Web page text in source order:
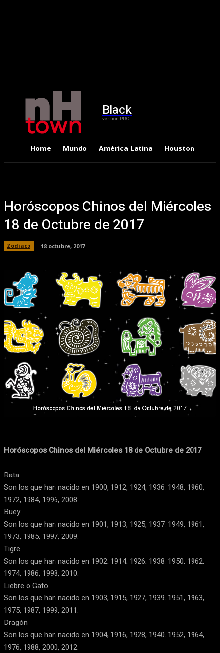
Black
version PRO
Home Mundo América Latina Houston
Horóscopos Chinos del Miércoles
18 de Octubre de 2017
Zodiaco 18 octubre, 2017
Facebook WhatsApp
Horóscopos Chinos del Miércoles 18 de Octubre de 2017
Rata
Son los que han nacido en 1900, 1912, 1924, 1936, 1948, 1960,
1972, 1984, 1996, 2008.
Buey
Son los que han nacido en 1901, 1913, 1925, 1937, 1949, 1961,
1973, 1985, 1997, 2009.
Tigre
Son los que han nacido en 1902, 1914, 1926, 1938, 1950, 1962,
1974, 1986, 1998, 2010.
Liebre o Gato
Son los que han nacido en 1903, 1915, 1927, 1939, 1951, 1963,
1975, 1987, 1999, 2011.
Dragón
Son los que han nacido en 1904, 1916, 1928, 1940, 1952, 1964,
1976, 1988, 2000, 2012.